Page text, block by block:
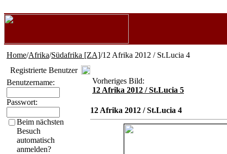
Home/Afrika/Südafrika [ZA]/12 Afrika 2012 / St.Lucia 4
Registrierte Benutzer
Benutzername:
Passwort:
Beim nächsten
Besuch
automatisch
anmelden?
Vorheriges Bild:
12 Afrika 2012 / St.Lucia 5
12 Afrika 2012 / St.Lucia 4